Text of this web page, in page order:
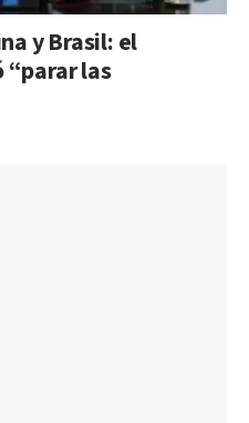
y Brasil: el
las